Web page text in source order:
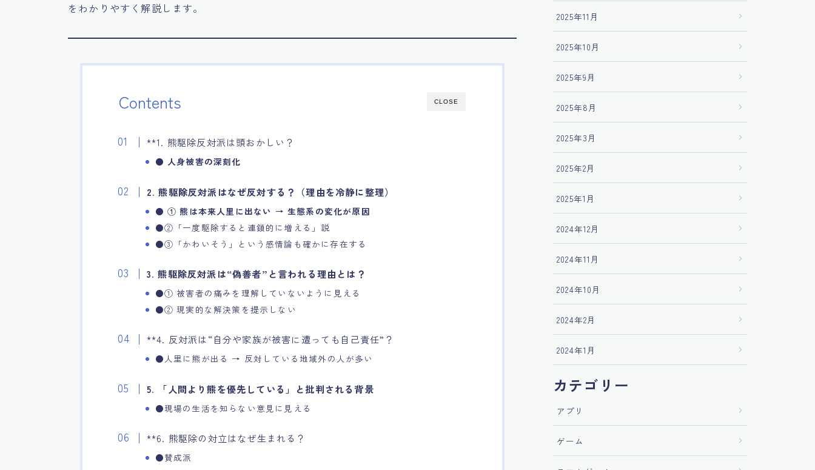
をわかりやすく解説します。
CLOSE
Contents
**1. 熊駆除反対派は頭おかしい？
● 人身被害の深刻化
2. 熊駆除反対派はなぜ反対する？（理由を冷静に整理）
● ① 熊は本来人里に出ない → 生態系の変化が原因
●②「一度駆除すると連鎖的に増える」説
●③「かわいそう」という感情論も確かに存在する
3. 熊駆除反対派は“偽善者”と言われる理由とは？
●① 被害者の痛みを理解していないように見える
●② 現実的な解決策を提示しない
**4. 反対派は“自分や家族が被害に遭っても自己責任”？
●人里に熊が出る → 反対している地域外の人が多い
5. 「人間より熊を優先している」と批判される背景
●現場の生活を知らない意見に見える
**6. 熊駆除の対立はなぜ生まれる？
●賛成派
2025年11月
2025年10月
2025年9月
2025年8月
2025年3月
2025年2月
2025年1月
2024年12月
2024年11月
2024年10月
2024年2月
2024年1月
カテゴリー
アプリ
ゲーム